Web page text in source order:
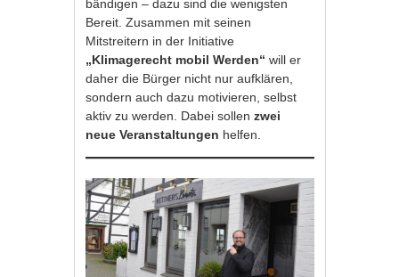
bändigen – dazu sind die wenigsten
Bereit. Zusammen mit seinen
Mitstreitern in der Initiative
„Klimagerecht mobil Werden“ will er
daher die Bürger nicht nur aufklären,
sondern auch dazu motivieren, selbst
aktiv zu werden. Dabei sollenzwei
neue Veranstaltungen helfen.